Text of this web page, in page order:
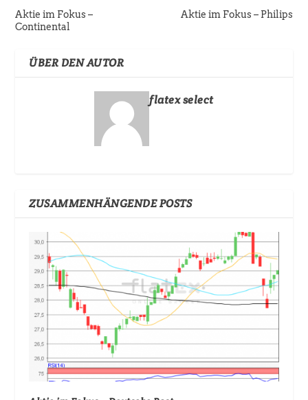
Aktie im Fokus –
Continental
Aktie im Fokus – Philips
ÜBER DEN AUTOR
flatex select
ZUSAMMENHÄNGENDE POSTS